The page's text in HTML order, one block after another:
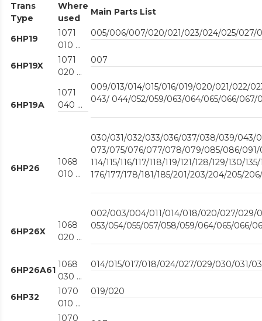
Trans
Type
Where
used
Main Parts List
6HP19
1071
010 ...
005/006/007/020/021/023/024/025/027/
6HP19X
1071
020 ...
007
6HP19A
1071
040 ...
009/013/014/015/016/019/020/021/022/
043/ 044/052/059/063/064/065/066/067/
6HP26
1068
010 ...
030/031/032/033/036/037/038/039/
073/075/076/077/078/079/085/086/091/
114/115/116/117/118/119/121/128/129/130/
176/177/178/181/185/201/203/204/205/
6HP26X
1068
020 ...
002/003/004/011/014/018/020/027/
053/054/055/057/058/059/064/065/
6HP26A61
1068
030 ...
014/015/017/018/024/027/029/030/031/
6HP32
1070
010 ...
019/020
1070